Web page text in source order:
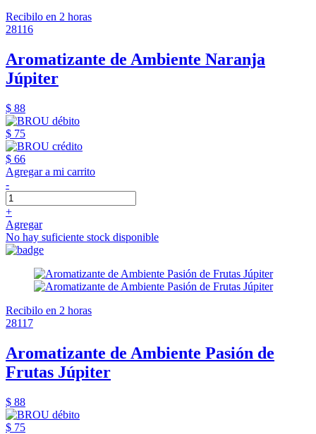
Recibilo en 2 horas
28116
Aromatizante de Ambiente Naranja
Júpiter
$ 88
$ 75
$ 66
Agregar a mi carrito
-
+
Agregar
No hay suficiente stock disponible
Recibilo en 2 horas
28117
Aromatizante de Ambiente Pasión de
Frutas Júpiter
$ 88
$ 75